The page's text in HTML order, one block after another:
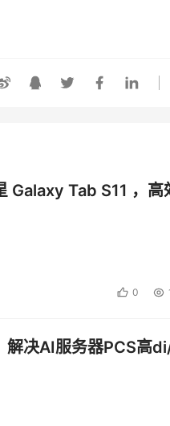
Galaxy Tab S11 ，高
0
解决AI服务器PCS高